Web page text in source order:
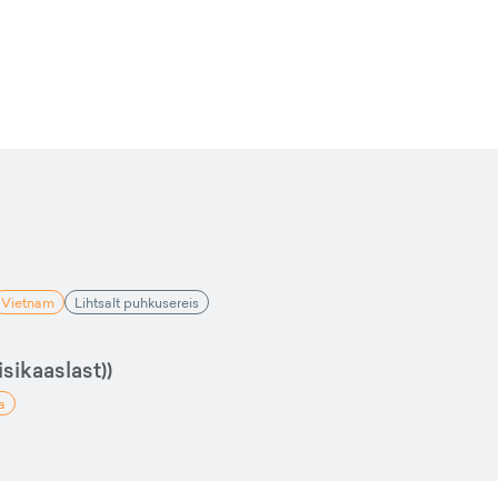
Vietnam Lihtsalt puhkusereis